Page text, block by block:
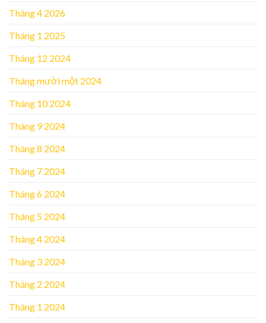
Tháng 4 2026
Tháng 1 2025
Tháng 12 2024
Tháng mười một 2024
Tháng 10 2024
Tháng 9 2024
Tháng 8 2024
Tháng 7 2024
Tháng 6 2024
Tháng 5 2024
Tháng 4 2024
Tháng 3 2024
Tháng 2 2024
Tháng 1 2024